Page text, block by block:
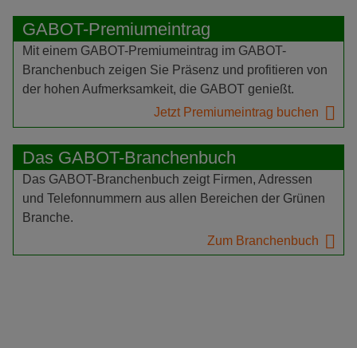
GABOT-Premiumeintrag
Mit einem GABOT-Premiumeintrag im GABOT-
Branchenbuch zeigen Sie Präsenz und profitieren von
der hohen Aufmerksamkeit, die GABOT genießt.
Jetzt Premiumeintrag buchen
Das GABOT-Branchenbuch
Das GABOT-Branchenbuch zeigt Firmen, Adressen
und Telefonnummern aus allen Bereichen der Grünen
Branche.
Zum Branchenbuch